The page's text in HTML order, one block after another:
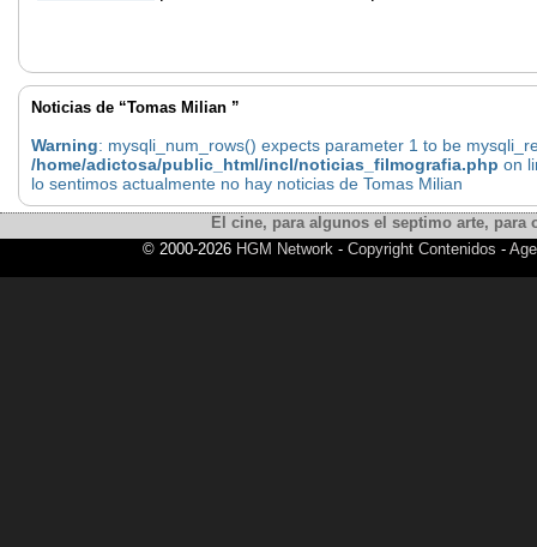
Noticias de “Tomas Milian ”
Warning: mysqli_num_rows() expects parameter 1 to be
/home/adictosa/public_html/incl/noticias_filmografia.php on
lo sentimos actualmente no hay noticias de Tomas Milian
El cine, para algunos el septimo arte,
© 2000-2026 HGM Network- Copyright Contenidos -